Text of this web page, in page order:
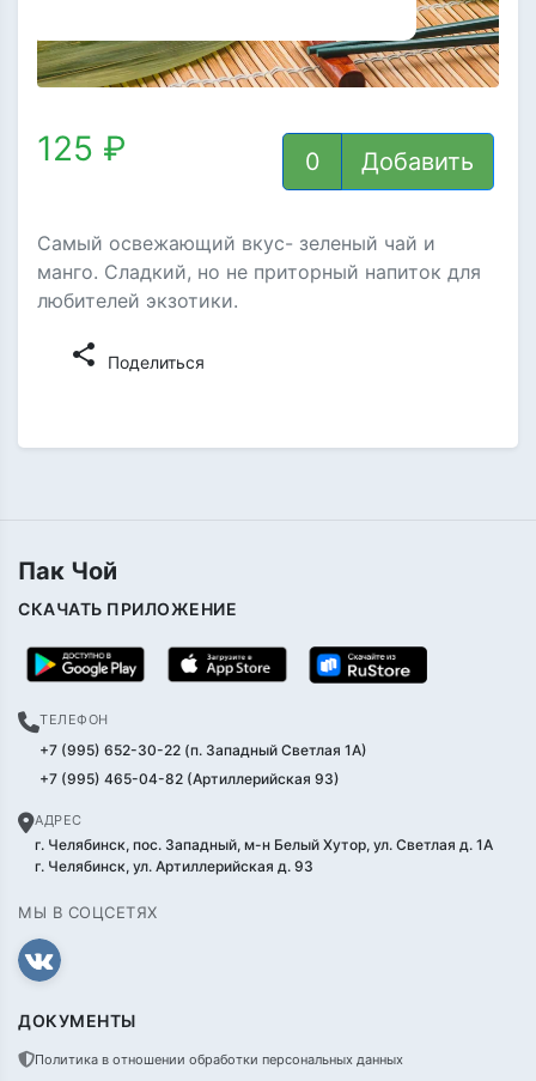
125 ₽ Добавить
Самый освежающий вкус- зеленый чай и
манго. Сладкий, но не приторный напиток для
любителей экзотики.
share Поделиться
Пак Чой
СКАЧАТЬ ПРИЛОЖЕНИЕ
ТЕЛЕФОН
+7 (995) 652-30-22 (п. Западный Светлая 1А)
+7 (995) 465-04-82 (Артиллерийская 93)
АДРЕС
г. Челябинск, пос. Западный, м-н Белый Хутор, ул. Светлая д. 1А
г. Челябинск, ул. Артиллерийская д. 93
МЫ В СОЦСЕТЯХ
ДОКУМЕНТЫ
Политика в отношении обработки персональных данных